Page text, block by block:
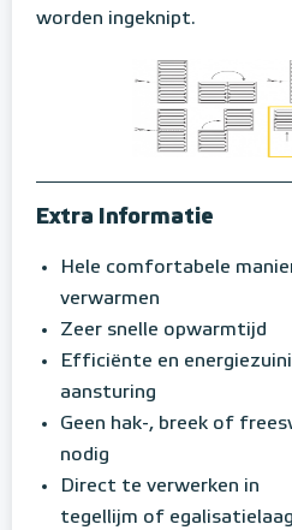
worden ingeknipt.
Extra Informatie
Hele comfortabele
verwarmen
Zeer snelle opwarmtijd
Efficiënte en
aansturing
Geen hak-, breek of
nodig
Direct te verwerken in
tegellijm of egalisatielaag